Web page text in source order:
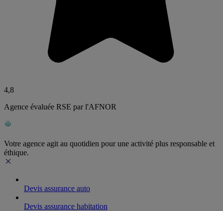
4,8
Agence évaluée RSE par l'AFNOR
Votre agence agit au quotidien pour une activité plus responsable et
éthique.
Devis assurance auto
Devis assurance habitation